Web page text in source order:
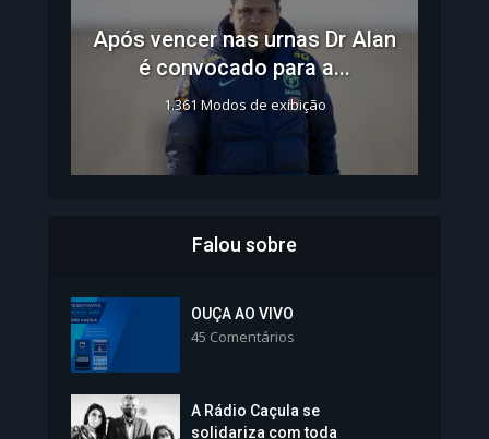
Após vencer nas urnas Dr Alan
é convocado para a...
1.361 Modos de exibição
Colégios da Polícia...
Falou sobre
OUÇA AO VIVO
45 Comentários
A Rádio Caçula se
solidariza com toda